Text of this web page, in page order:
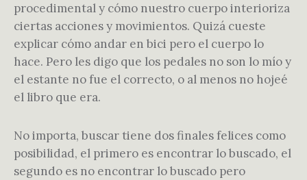
procedimental y cómo nuestro cuerpo interioriza
ciertas acciones y movimientos. Quizá cueste
explicar cómo andar en bici pero el cuerpo lo
hace. Pero les digo que los pedales no son lo mío y
el estante no fue el correcto, o al menos no hojeé
el libro que era.
No importa, buscar tiene dos finales felices como
posibilidad, el primero es encontrar lo buscado, el
segundo es no encontrar lo buscado pero